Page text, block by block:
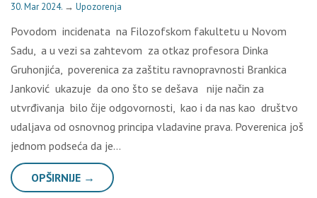
30. Mar 2024. → Upozorenja
Povodom incidenata na Filozofskom fakultetu u Novom
Sadu, a u vezi sa zahtevom za otkaz profesora Dinka
Gruhonjića, poverenica za zaštitu ravnopravnosti Brankica
Janković ukazuje da ono što se dešava nije način za
utvrđivanja bilo čije odgovornosti, kao i da nas kao društvo
udaljava od osnovnog principa vladavine prava. Poverenica još
jednom podseća da je…
OPŠIRNIJE →